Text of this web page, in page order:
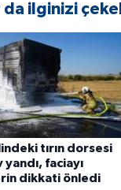
da ilginizi
tırın dorsesi
yandı, faciayı
dikkati önledi